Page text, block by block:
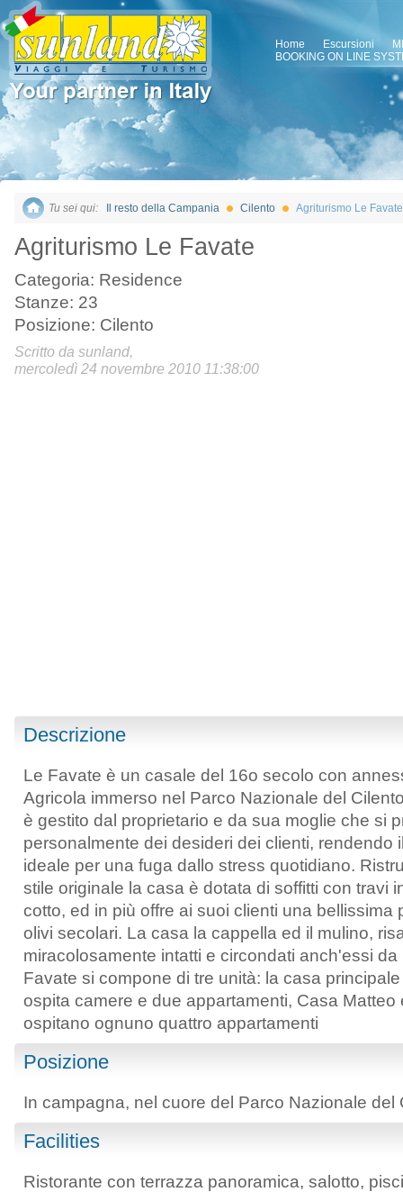
Home Escursioni
BOOKING ON LINE
Tu sei qui: Il resto della Campania Cilento Agriturismo Le Favate
Agriturismo Le Favate
Categoria: Residence
Stanze: 23
Posizione: Cilento
Scritto da sunland,
mercoledì 24 novembre 2010 11:38:00
Descrizione
Le Favate è un casale del 16o secolo con
Agricola immerso nel Parco Nazionale del
è gestito dal proprietario e da sua moglie che si
personalmente dei desideri dei clienti, rendendo
ideale per una fuga dallo stress quotidiano.
stile originale la casa è dotata di soffitti con travi
cotto, ed in più offre ai suoi clienti una bellissima
olivi secolari. La casa la cappella ed il mulino,
miracolosamente intatti e circondati anch'essi
Favate si compone di tre unità: la casa
ospita camere e due appartamenti, Casa Matteo
ospitano ognuno quattro appartamenti
Posizione
In campagna, nel cuore del Parco Nazionale del
Facilities
Ristorante con terrazza panoramica, salotto,